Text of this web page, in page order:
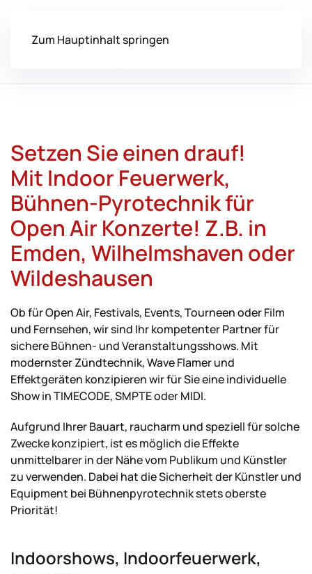
Zum Hauptinhalt springen
Setzen Sie einen drauf!
Mit Indoor Feuerwerk,
Bühnen-Pyrotechnik für
Open Air Konzerte! Z.B. in
Emden, Wilhelmshaven oder
Wildeshausen
Ob für Open Air, Festivals, Events, Tourneen oder Film
und Fernsehen, wir sind Ihr kompetenter Partner für
sichere Bühnen- und Veranstaltungsshows. Mit
modernster Zündtechnik, Wave Flamer und
Effektgeräten konzipieren wir für Sie eine individuelle
Show in TIMECODE, SMPTE oder MIDI.
Aufgrund Ihrer Bauart, raucharm und speziell für solche
Zwecke konzipiert, ist es möglich die Effekte
unmittelbarer in der Nähe vom Publikum und Künstler
zu verwenden. Dabei hat die Sicherheit der Künstler und
Equipment bei Bühnenpyrotechnik stets oberste
Priorität!
Indoorshows, Indoorfeuerwerk,